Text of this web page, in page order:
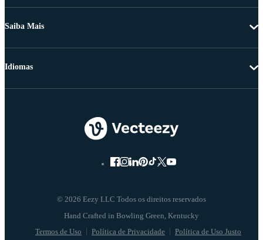
Saiba Mais
© 2026 Eezy LLC Todos os direitos reservados
Termos de Uso Política de Privacidade Política de Uso Justo
Idiomas